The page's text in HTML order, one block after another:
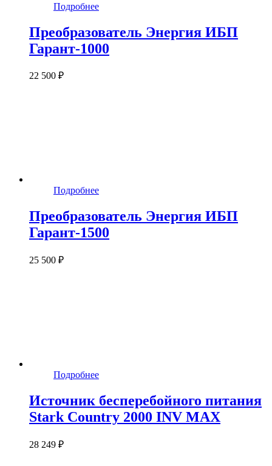
Подробнее
Преобразователь Энергия ИБП
Гарант-1000
22 500 ₽
Подробнее
Преобразователь Энергия ИБП
Гарант-1500
25 500 ₽
Подробнее
Источник бесперебойного питания
Stark Country 2000 INV MAX
28 249 ₽